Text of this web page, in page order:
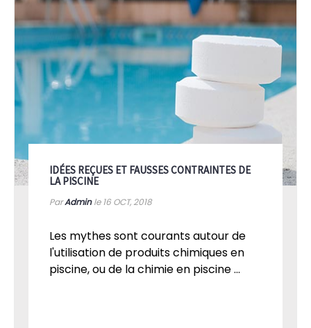
IDÉES REÇUES ET FAUSSES CONTRAINTES DE
LA PISCINE
ParAdminle 16 OCT, 2018
Les mythes sont courants autour de
l'utilisation de produits chimiques en
piscine, ou de la chimie en piscine ...